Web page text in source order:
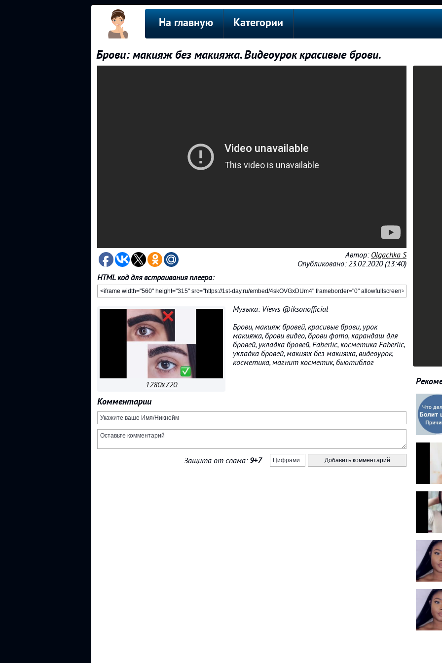
На главную Категории
Брови: макияж без макияжа. Видеоурок красивые брови.
Автор: Olgachka S
Опубликовано: 23.02.2020 (13:40)
HTML код для встраивания плеера:
1280x720
Музыка: Views @iksonofficial
Брови, макияж бровей, красивые брови, урок
макияжа, брови видео, брови фото, карандаш для
бровей, укладка бровей, Faberlic, косметика Faberlic,
укладка бровей, макияж без макияжа, видеоурок,
косметика, магнит косметик, бьютиблог
Комментарии
Защита от спама: 9+7=